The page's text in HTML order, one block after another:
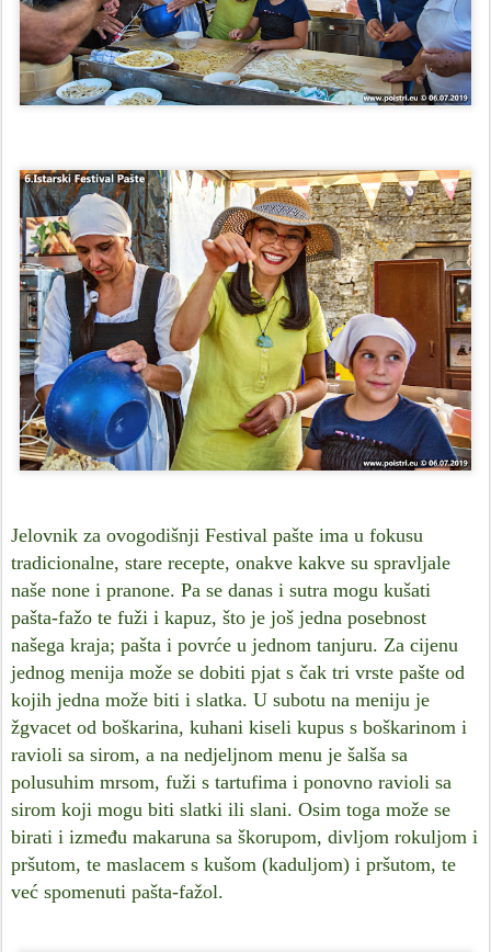
Jelovnik za ovogodišnji Festival pašte ima u fokusu
tradicionalne, stare recepte, onakve kakve su spravljale
naše none i pranone. Pa se danas i sutra mogu kušati
pašta-fažo te fuži i kapuz, što je još jedna posebnost
našega kraja; pašta i povrće u jednom tanjuru. Za cijenu
jednog menija može se dobiti pjat s čak tri vrste pašte od
kojih jedna može biti i slatka. U subotu na meniju je
žgvacet od boškarina, kuhani kiseli kupus s boškarinom i
ravioli sa sirom, a na nedjeljnom menu je šalša sa
polusuhim mrsom, fuži s tartufima i ponovno ravioli sa
sirom koji mogu biti slatki ili slani. Osim toga može se
birati i između makaruna sa škorupom, divljom rokuljom i
pršutom, te maslacem s kušom (kaduljom) i pršutom, te
već spomenuti pašta-fažol.